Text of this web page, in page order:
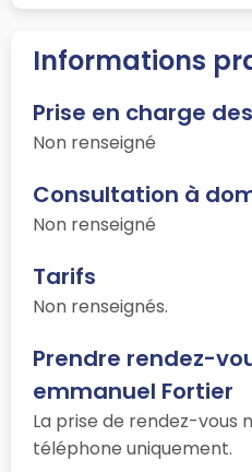
Informations
Prise en charge
Non renseigné
Consultation à
Non renseigné
Tarifs
Non renseignés.
Prendre rendez-
emmanuel Fortier
La prise de rendez-vous
téléphone uniquement.